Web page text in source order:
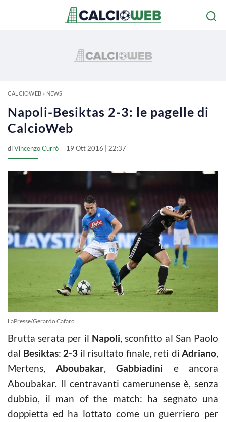
CALCIOWEB» NEWS
Napoli-Besiktas 2-3: le pagelle di
CalcioWeb
diVincenzo Currò 19 Ott 2016 | 22:37
LaPresse/Gerardo Cafaro
Brutta serata per il Napoli, sconfitto al San Paolo
dal Besiktas: 2-3 il risultato finale, reti di Adriano,
Mertens, Aboubakar, Gabbiadini e ancora
Aboubakar. Il centravanti camerunense è, senza
dubbio, il man of the match: ha segnato una
doppietta ed ha lottato come un guerriero per